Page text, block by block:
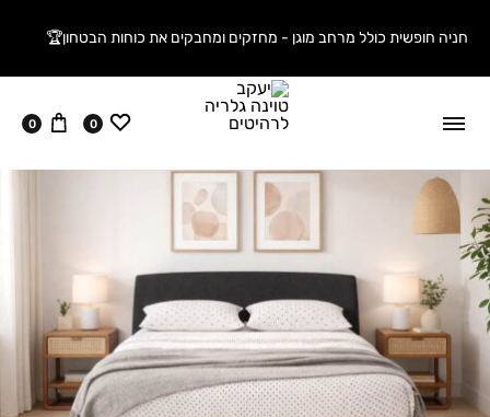
חניה חופשית כולל מרחב מוגן - מחזקים ומחבקים את כוחות הבטחון🏆
ווישליסט
0 עגלה
0